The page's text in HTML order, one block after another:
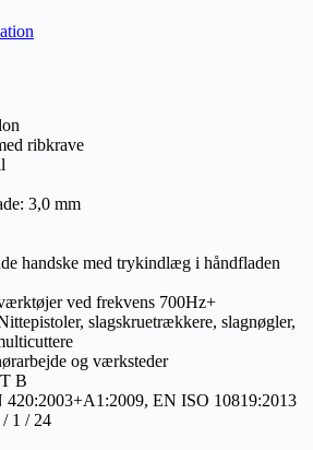
ribkrave
3,0 mm
handske med trykindlæg i håndfladen
ved frekvens 700Hz+
slagskruetrækkere, slagnøgler,
og værksteder
B
420:2003+A1:2009, EN ISO 10819:2013
1 / 24